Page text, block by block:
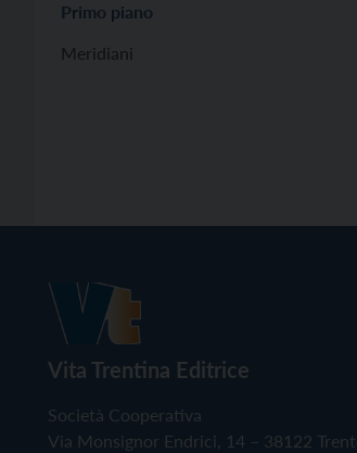
Primo piano
Meridiani
Vita Trentina Editrice
Società Cooperativa
Via Monsignor Endrici, 14 – 38122